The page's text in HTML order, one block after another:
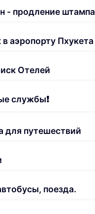
- продление штампа
аэропорту Пхукета
Отелей
службы❗️
для путешествий
поезда.